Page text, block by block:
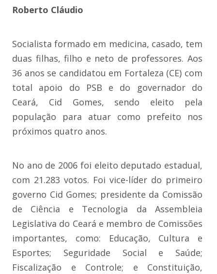
Roberto Cláudio
Socialista formado em medicina, casado, tem
duas filhas, filho e neto de professores. Aos
36 anos se candidatou em Fortaleza (CE) com
total apoio do PSB e do governador do
Ceará, Cid Gomes, sendo eleito pela
população para atuar como prefeito nos
próximos quatro anos.
No ano de 2006 foi eleito deputado estadual,
com 21.283 votos. Foi vice-líder do primeiro
governo Cid Gomes; presidente da Comissão
de Ciência e Tecnologia da Assembleia
Legislativa do Ceará e membro de Comissões
importantes, como: Educação, Cultura e
Esportes; Seguridade Social e Saúde;
Fiscalização e Controle; e Constituição,